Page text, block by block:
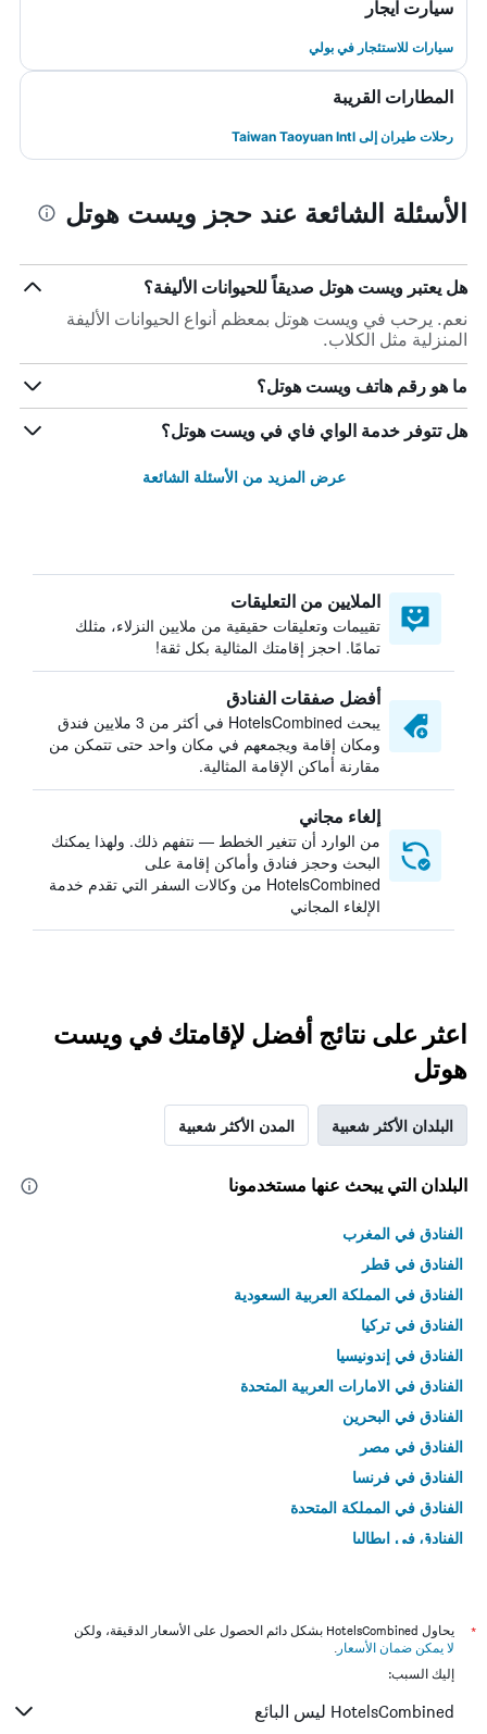
سيارت ايجار
سيارات للاستئجار في بولي
المطارات القريبة
رحلات طيران إلى Taiwan Taoyuan Intl
الأسئلة الشائعة عند حجز ويست هوتل
هل يعتبر ويست هوتل صديقاً للحيوانات الأليفة؟
نعم. يرحب في ويست هوتل بمعظم أنواع الحيوانات الأليفة
المنزلية مثل الكلاب.
ما هو رقم هاتف ويست هوتل؟
هل تتوفر خدمة الواي فاي في ويست هوتل؟
عرض المزيد من الأسئلة الشائعة
الملايين من التعليقات
تقييمات وتعليقات حقيقية من ملايين النزلاء، مثلك
تمامًا. احجز إقامتك المثالية بكل ثقة!
أفضل صفقات الفنادق
يبحث HotelsCombined في أكثر من 3 ملايين فندق
ومكان إقامة ويجمعهم في مكان واحد حتى تتمكن من
مقارنة أماكن الإقامة المثالية.
إلغاء مجاني
من الوارد أن تتغير الخطط — نتفهم ذلك. ولهذا يمكنك
البحث وحجز فنادق وأماكن إقامة على
HotelsCombined من وكالات السفر التي تقدم خدمة
الإلغاء المجاني
اعثر على نتائج أفضل لإقامتك في ويست
هوتل
البلدان الأكثر شعبية المدن الأكثر شعبية
البلدان التي يبحث عنها مستخدمونا
الفنادق في المغرب
الفنادق في قطر
الفنادق في المملكة العربية السعودية
الفنادق في تركيا
الفنادق في إندونيسيا
الفنادق في الامارات العربية المتحدة
الفنادق في البحرين
الفنادق في مصر
الفنادق في فرنسا
الفنادق في المملكة المتحدة
الفنادق في إيطاليا
*
يحاول HotelsCombined بشكل دائم الحصول على الأسعار الدقيقة، ولكن
لا يمكن ضمان الأسعار .
إليك السبب:
HotelsCombined ليس البائع